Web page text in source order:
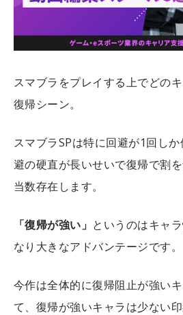
スマブラをプレイする上でどの
復帰シーン。
スマブラSPは特に回避が1回し
避の硬直が長いせいで復帰で割
当数存在します。
「復帰が強い」 というのはキャ
なり大きなアドバンテージです。
今作は全体的に復帰阻止が強い
て、復帰が強いキャラは少ない印